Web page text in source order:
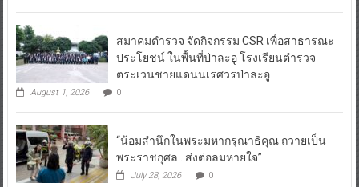
สมาคมตำรวจ จัดกิจกรรม CSR เพื่อสาธารณะ
ประโยชน์ ในพื้นที่ป่าละอู โรงเรียนตำรวจ
ตระเวนชายแดนนเรศวรป่าละอู
August 1, 2026 0
“น้อมสำนึกในพระมหากรุณาธิคุณ ถวายเป็น
พระราชกุศล…ส่งต่อลมหายใจ”
July 28, 2026 0